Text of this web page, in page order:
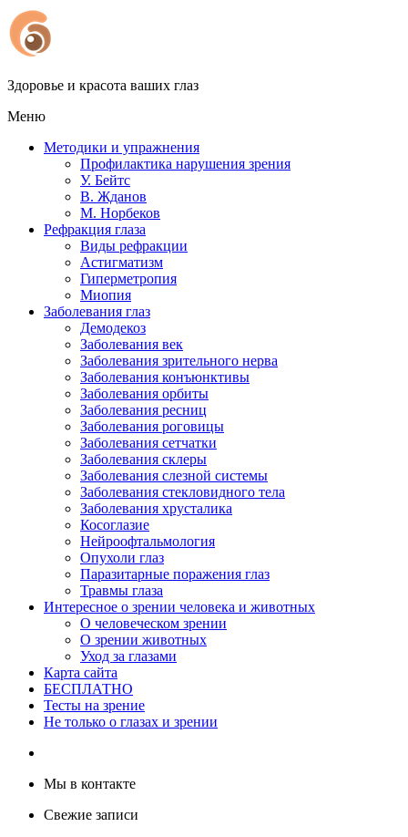
Здоровье и красота ваших глаз
Меню
Методики и упражнения
Профилактика нарушения зрения
У. Бейтс
В. Жданов
М. Норбеков
Рефракция глаза
Виды рефракции
Астигматизм
Гиперметропия
Миопия
Заболевания глаз
Демодекоз
Заболевания век
Заболевания зрительного нерва
Заболевания конъюнктивы
Заболевания орбиты
Заболевания ресниц
Заболевания роговицы
Заболевания сетчатки
Заболевания склеры
Заболевания слезной системы
Заболевания стекловидного тела
Заболевания хрусталика
Косоглазие
Нейроофтальмология
Опухоли глаз
Паразитарные поражения глаз
Травмы глаза
Интересное о зрении человека и животных
О человеческом зрении
О зрении животных
Уход за глазами
Карта сайта
БЕСПЛАТНО
Тесты на зрение
Не только о глазах и зрении
Мы в контакте
Свежие записи